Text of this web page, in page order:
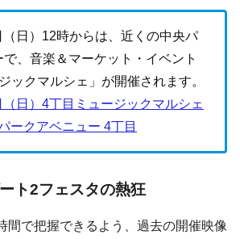
日）12時からは、近くの中央パ
、音楽＆マーケット・イベント
ックマルシェ」が開催されます。
日）4丁目ミュージックマルシェ
ークアベニュー 4丁目
ト2フェスタの熱狂
間で把握できるよう、過去の開催映像